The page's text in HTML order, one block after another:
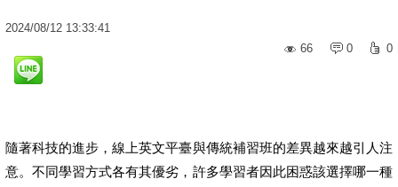
2024/08/12 13:33:41
66
0 0
隨著科技的進步，線上英文平臺與傳統補習班的差異越來越引人注
意。不同學習方式各有其優劣，許多學習者因此困惑該選擇哪一種